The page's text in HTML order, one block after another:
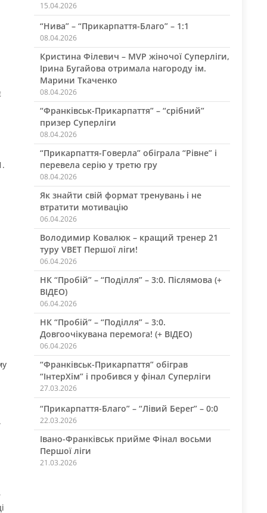
15.04.2026
“Нива” – “Прикарпаття-Благо” – 1:1
08.04.2026
Кристина Філевич – MVP жіночої Суперліги,
Ірина Бугайова отримала нагороду ім.
Марини Ткаченко
08.04.2026
“Франківськ-Прикарпаття” – “срібний”
призер Суперліги
08.04.2026
“Прикарпаття-Говерла” обіграла “Рівне” і
перевела серію у третю гру
08.04.2026
Як знайти свій формат тренувань і не
втратити мотивацію
06.04.2026
Володимир Ковалюк – кращий тренер 21
туру VBET Першої ліги!
06.04.2026
НК “Пробій” – “Поділля” – 3:0. Післямова (+
ВІДЕО)
06.04.2026
НК “Пробій” – “Поділля” – 3:0.
Довгоочікувана перемога! (+ ВІДЕО)
06.04.2026
“Франківськ-Прикарпаття” обіграв
“ІнтерХім” і пробився у фінал Суперліги
27.03.2026
“Прикарпаття-Благо” – “Лівий Берег” – 0:0
22.03.2026
Івано-Франківськ прийме Фінал восьми
Першої ліги
21.03.2026